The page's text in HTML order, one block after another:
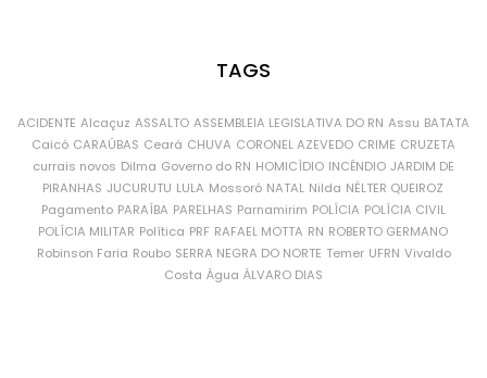
TAGS
ACIDENTE Alcaçuz ASSALTO ASSEMBLEIA LEGISLATIVA DO RN Assu BATATA
Caicó CARAÚBAS Ceará CHUVA CORONEL AZEVEDO CRIME CRUZETA
currais novos Dilma Governo do RN HOMICÍDIO INCÊNDIO JARDIM DE
PIRANHAS JUCURUTU LULA Mossoró NATAL Nilda NÉLTER QUEIROZ
Pagamento PARAÍBA PARELHAS Parnamirim POLÍCIA POLÍCIA CIVIL
POLÍCIA MILITAR Política PRF RAFAEL MOTTA RN ROBERTO GERMANO
Robinson Faria Roubo SERRA NEGRA DO NORTE Temer UFRN Vivaldo
Costa Água ÁLVARO DIAS